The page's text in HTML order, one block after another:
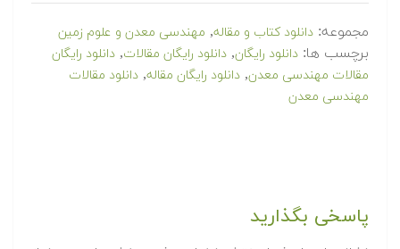
مجموعه: دانلود کتاب و مقاله, مهندسی معدن و علوم زمین
برچسب ها: دانلود رایگان, دانلود رایگان مقالات, دانلود رایگان
مقالات مهندسی معدن, دانلود رایگان مقاله, دانلود مقالات
مهندسی معدن
پاسخی بگذارید